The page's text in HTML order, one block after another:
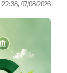
22:38, 07/08/2026